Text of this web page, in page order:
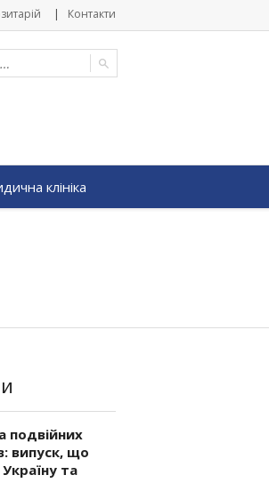
Контакти
клініка
подвійних
випуск, що
та